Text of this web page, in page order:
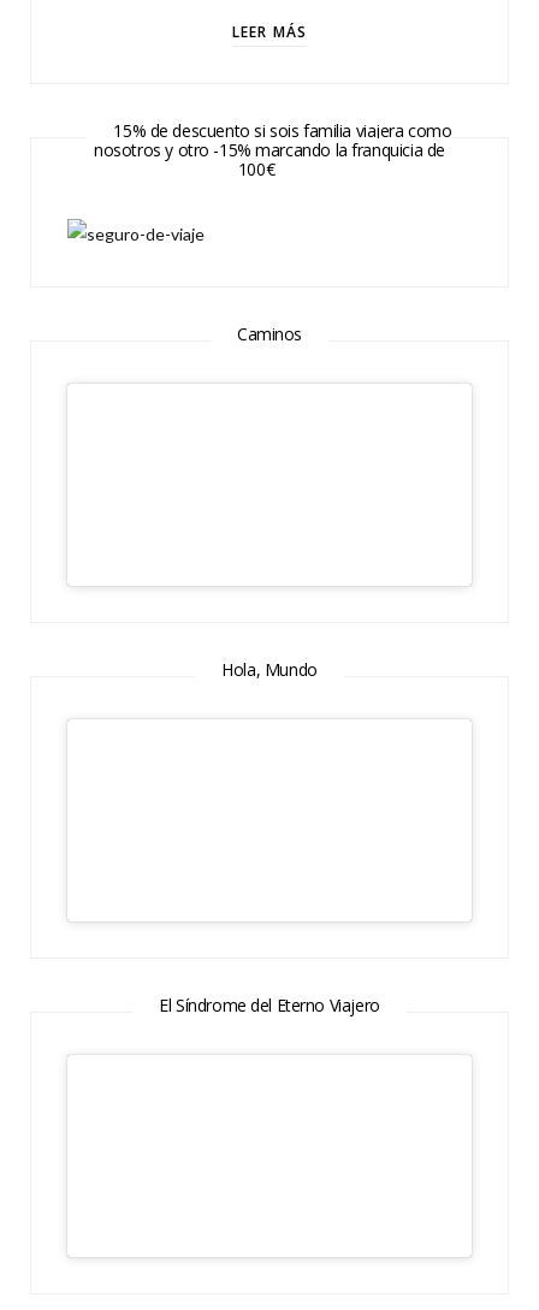
LEER MÁS
15% de descuento si sois familia viajera como
nosotros y otro -15% marcando la franquicia de
100€
Caminos
Hola, Mundo
El Síndrome del Eterno Viajero